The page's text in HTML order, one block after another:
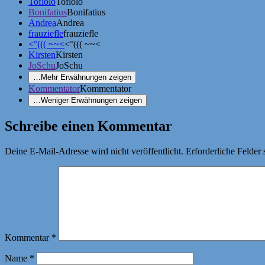
BonifatiusBonifatius
AndreaAndrea
frauzieflefrauziefle
<°((( ~~<<°((( ~~<
KirstenKirsten
JoSchuJoSchu
… Mehr Erwähnungen zeigen
KommentatorKommentator
…Weniger Erwähnungen zeigen
Schreibe einen Kommentar
Deine E-Mail-Adresse wird nicht veröffentlicht. Erforderliche Felder
Kommentar *
Name *